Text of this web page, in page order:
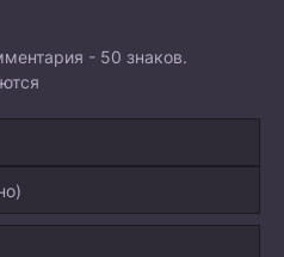
- 50 знаков.